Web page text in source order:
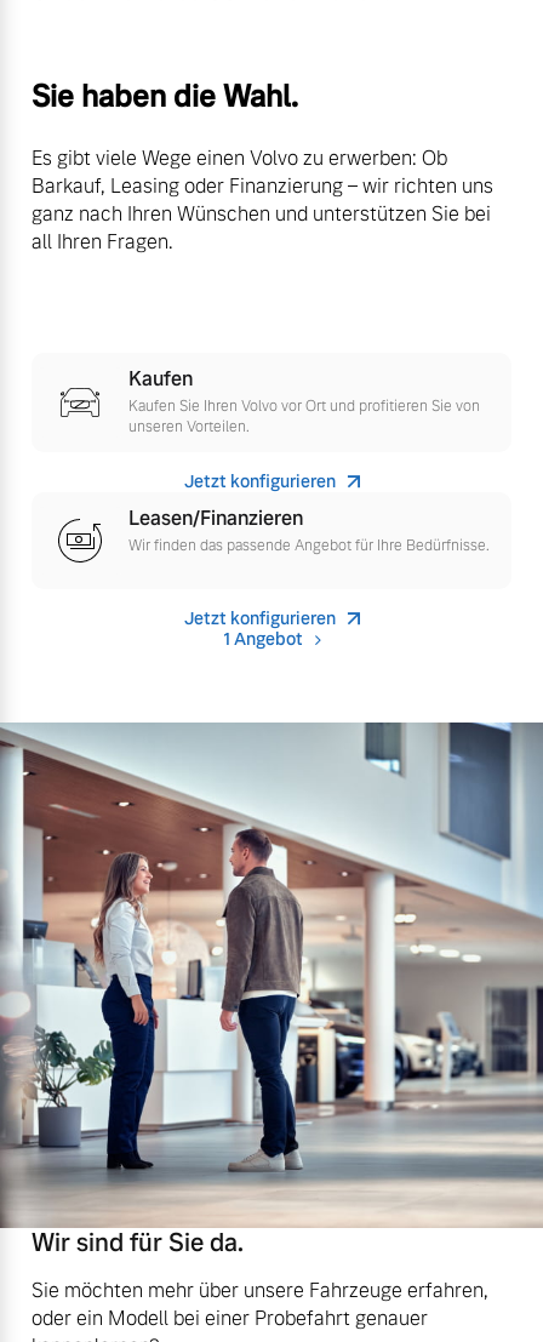
Sofort verfügbare Fahrzeuge
Editionsmodelle
Jetzt kennenlernen
Bitte sprechen Sie uns
direkt an.
Mehr erfahren
Finanzierung & Leasing
Versicherung
Sie haben die Wahl.
Es gibt viele Wege einen Volvo zu erwerben: Ob
Barkauf, Leasing oder Finanzierung – wir richten uns
ganz nach Ihren Wünschen und unterstützen Sie bei
all Ihren Fragen.
Kaufen
Kaufen Sie Ihren Volvo vor Ort und profitieren Sie von
unseren Vorteilen.
Jetzt konfigurieren
Leasen/Finanzieren
Wir finden das passende Angebot für Ihre Bedürfnisse.
Jetzt konfigurieren
1 Angebot
Wir sind für Sie da.
Sie möchten mehr über unsere Fahrzeuge erfahren,
oder ein Modell bei einer Probefahrt genauer